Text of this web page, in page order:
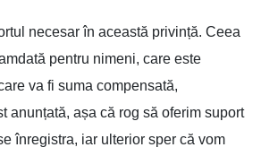
necesar în această privință. Ceea
pentru nimeni, care este
va fi suma compensată,
anunțată, așa că rog să oferim suport
înregistra, iar ulterior sper că vom